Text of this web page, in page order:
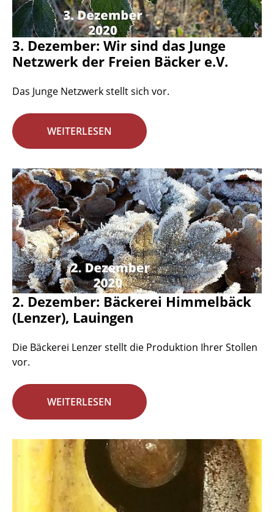
3. Dezember: Wir sind das Junge
Netzwerk der Freien Bäcker e.V.
Das Junge Netzwerk stellt sich vor.
WEITERLESEN
2. Dezember: Bäckerei Himmelbäck
(Lenzer), Lauingen
Die Bäckerei Lenzer stellt die Produktion Ihrer Stollen
vor.
WEITERLESEN